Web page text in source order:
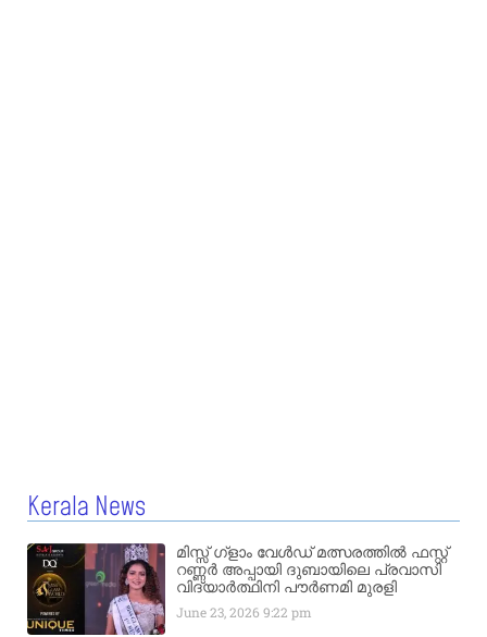
Kerala News
മിസ്സ്‌ ഗ്ളാം വേൾഡ് മത്സരത്തിൽ ഫസ്റ്റ്
റണ്ണർ അപ്പായി ദുബായിലെ പ്രവാസി
വിദ്യാർത്ഥിനി പൗർണമി മുരളി
June 23, 20269:22 pm